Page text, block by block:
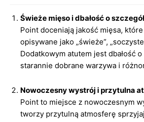
Świeże mięso i dbałość o
Point doceniają jakość mięsa,
opisywane jako „świeże”,
Dodatkowym atutem jest dbałość
starannie dobrane warzywa i
Nowoczesny wystrój i przytulna
Point to miejsce z nowoczesnym
tworzy przytulną atmosferę